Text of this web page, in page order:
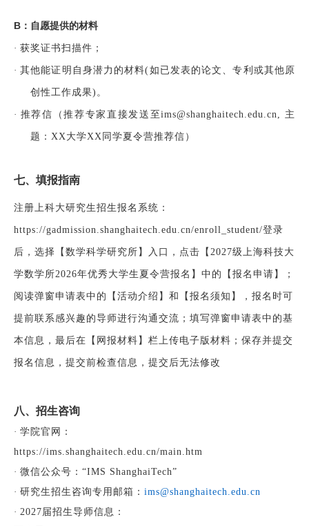
B：自愿提供的材料
· 获奖证书扫描件；
·其他能证明自身潜力的材料(如已发表的论文、专利或其他原
创性工作成果)。
· 推荐信（推荐专家直接发送至ims@shanghaitech.edu.cn, 主
题：XX大学XX同学夏令营推荐信）
七、 填报指南
注册上科大研究生招生报名系统：
https://gadmission.shanghaitech.edu.cn/enroll_student/登录
后，选择【 数学科学研究所 】入口，点击【 2027级上海科技大
学数学所2026年优秀大学生夏令营报名】中的【报名申请】；
阅读弹窗申请表中的【 活动介绍 】和【 报名须知 】 ， 报名 时可
提前联系感兴趣的导师进行沟通交流；填写弹窗申请表中的基
本信息，最后在【 网报材料 】栏上传电子版材料；保存并提交
报名信息，提交前检查信息，提交后无法修改
八、招生咨询
· 学院官网：
https://ims.shanghaitech.edu.cn/main.htm
· 微信公众号： “IMS ShanghaiTech”
· 研究生招生咨询专用邮箱： ims@shanghaitech.edu.cn
· 2027届招生导师信息：